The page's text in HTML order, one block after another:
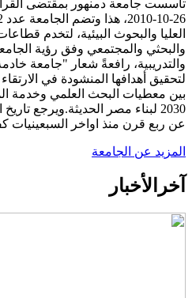
العليا والبحوث البيئية، لتخدم
والبحثي والمجتمعي وفق رؤية الجامعة
والتدريبية، رافعةً شعار "جامعة
لتحقيق أهدافها المنشودة في
بين معطيات البحث العلمي وخدمة
2030 لبناء مصر الحديثة.ويرجع
عن ربع قرن منذ اواخر السبعينيات
المزيد عن الجامعة
آخر الأخبار